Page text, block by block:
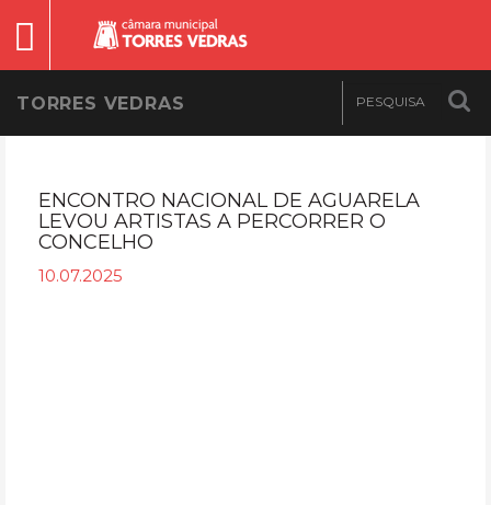
TORRES VEDRAS
ENCONTRO NACIONAL DE AGUARELA
LEVOU ARTISTAS A PERCORRER O
CONCELHO
10.07.2025